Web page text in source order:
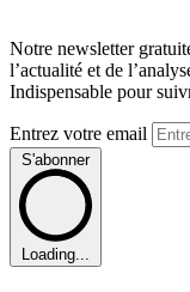
Notre newsletter
l’actualité et de
Indispensable pour
Entrez votre email
S'abonner
Loading...